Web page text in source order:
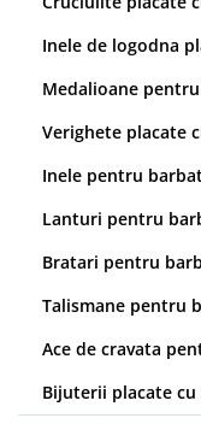
Inele de logodna
Medalioane
Verighete placate
Inele pentru
Lanturi pentru
Bratari pentru
Talismane pentru
Ace de cravata
Bijuterii placate cu